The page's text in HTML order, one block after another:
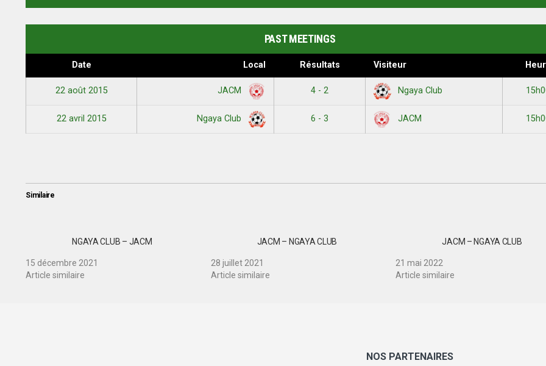
PAST MEETINGS
Date Local Résultats Visiteur
22 août 2015 JACM 4 - 2 Ngaya Club
22 avril 2015 Ngaya Club 6 - 3 JACM
Similaire
NGAYA CLUB – JACM
15 décembre 2021
Article similaire
JACM – NGAYA CLUB
28 juillet 2021
Article similaire
JACM – NGAYA CLUB
21 mai 2022
Article similaire
NOS PARTENAIRES